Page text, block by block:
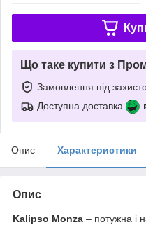
Що таке купити з
Замовлення під
Доступна доставка
Опис Характеристики
Опис
Kalipso Monza – потужна і